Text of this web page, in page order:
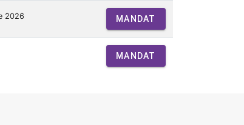
2026 MANDAT
MANDAT